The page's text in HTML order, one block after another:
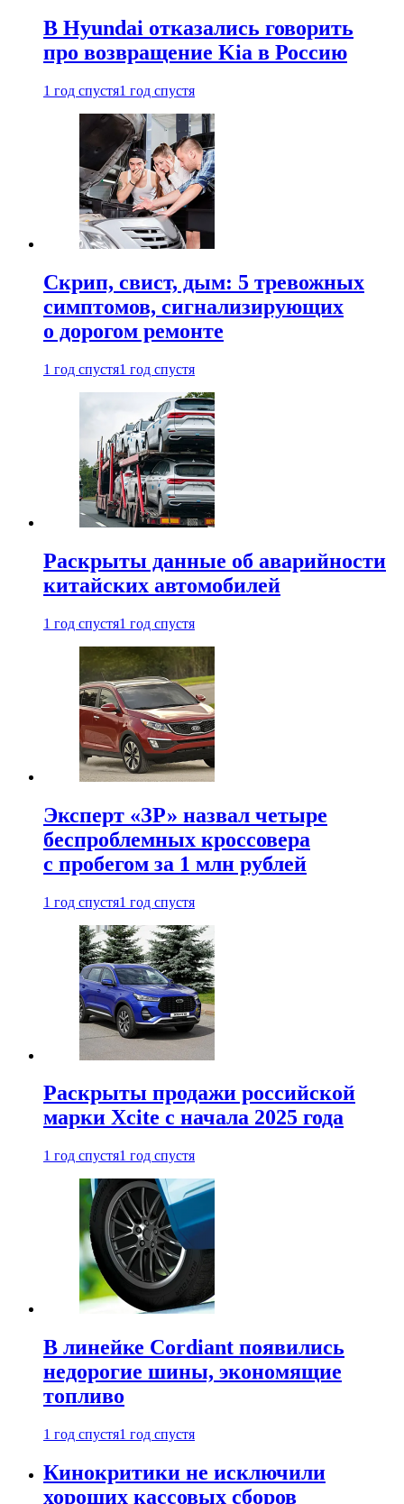
В Hyundai отказались говорить
про возвращение Kia в Россию
1 год спустя1 год спустя
Скрип, свист, дым: 5 тревожных
симптомов, сигнализирующих
о дорогом ремонте
1 год спустя1 год спустя
Раскрыты данные об аварийности
китайских автомобилей
1 год спустя1 год спустя
Эксперт «ЗР» назвал четыре
беспроблемных кроссовера
с пробегом за 1 млн рублей
1 год спустя1 год спустя
Раскрыты продажи российской
марки Xcite с начала 2025 года
1 год спустя1 год спустя
В линейке Cordiant появились
недорогие шины, экономящие
топливо
1 год спустя1 год спустя
Кинокритики не исключили
хороших кассовых сборов